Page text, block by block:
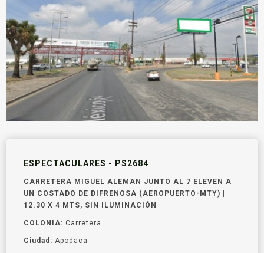
ESPECTACULARES - PS2684
CARRETERA MIGUEL ALEMAN JUNTO AL 7 ELEVEN A
UN COSTADO DE DIFRENOSA (AEROPUERTO-MTY) |
12.30 X 4 MTS, SIN ILUMINACIÓN
COLONIA: Carretera
Ciudad: Apodaca